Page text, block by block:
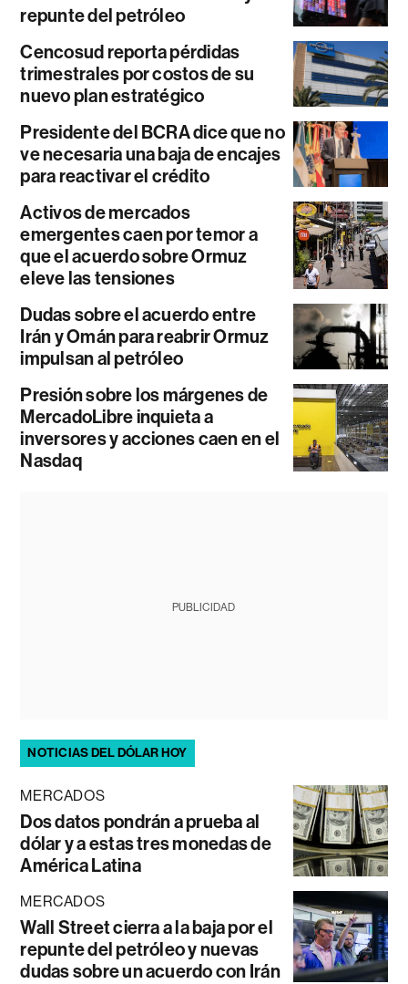
repunte del petróleo
Cencosud reporta pérdidas
trimestrales por costos de su
nuevo plan estratégico
Presidente del BCRA dice que no
ve necesaria una baja de encajes
para reactivar el crédito
Activos de mercados
emergentes caen por temor a
que el acuerdo sobre Ormuz
eleve las tensiones
Dudas sobre el acuerdo entre
Irán y Omán para reabrir Ormuz
impulsan al petróleo
Presión sobre los márgenes de
MercadoLibre inquieta a
inversores y acciones caen en el
Nasdaq
PUBLICIDAD
NOTICIAS DEL DÓLAR HOY
MERCADOS
Dos datos pondrán a prueba al
dólar y a estas tres monedas de
América Latina
MERCADOS
Wall Street cierra a la baja por el
repunte del petróleo y nuevas
dudas sobre un acuerdo con Irán